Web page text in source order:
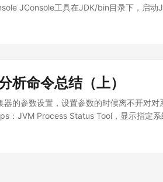
JConsole工具在JDK/bin目录下，启动
询指定。双击其中一个jvm进程即可开始监
多合一故障处理工具 VisualVM是一个集成
开发，它具备了插件扩展功能的特性，通
，jinfo)，监视应用程序的CPU、GC、堆
录下 ①. 安装插件： 工具- 插件 ②. 监控垃
，所有本地正在运行的Java应用都将罗列
析命令总结（上）
的参数设置，设置参数的时候离不开对对
：JVM Process Status Tool，显示指定
hostid为RMI注册表中注册的主机名，其